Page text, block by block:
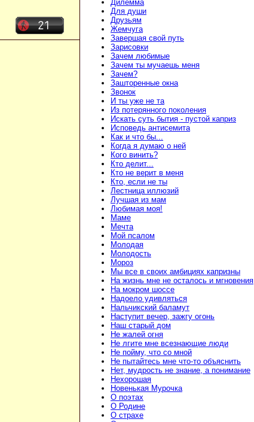
Дилемма
Для души
Друзьям
Жемчуга
Завершая свой путь
Зарисовки
Зачем любимые
Зачем ты мучаешь меня
Зачем?
Зашторенные окна
Звонок
И ты уже не та
Из потерянного поколения
Искать суть бытия - пустой каприз
Исповедь антисемита
Как и что бы...
Когда я думаю о ней
Кого винить?
Кто делит...
Кто не верит в меня
Кто, если не ты
Лестница иллюзий
Лучшая из мам
Любимая моя!
Маме
Мечта
Мой псалом
Молодая
Молодость
Мороз
Мы все в своих амбициях капризны
На жизнь мне не осталось и мгновения
На мокром шоссе
Надоело удивляться
Нальчикский баламут
Наступит вечер, зажгу огонь
Наш старый дом
Не жалей огня
Не лгите мне всезнающие люди
Не пойму, что со мной
Не пытайтесь мне что-то объяснить
Нет, мудрость не знание, а понимание
Нехорошая
Новенькая Мурочка
О поэтах
О Родине
О страхе